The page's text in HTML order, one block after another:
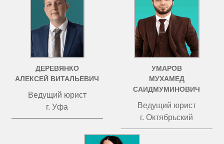
ДЕРЕВЯНКО
АЛЕКСЕЙ ВИТАЛЬЕВИЧ
Ведущий юрист
г. Уфа
УМАРОВ
МУХАМЕД
САИДМУМИНОВИЧ
Ведущий юрист
г. Октябрьский